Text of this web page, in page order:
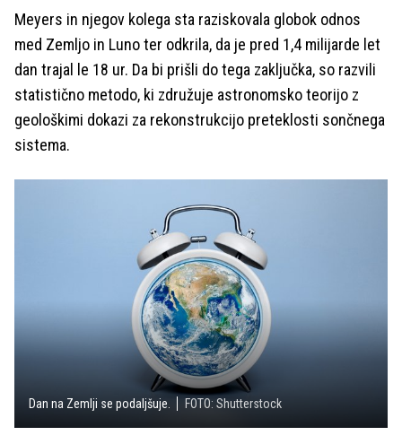
Meyers in njegov kolega sta raziskovala globok odnos
med Zemljo in Luno ter odkrila, da je pred 1,4 milijarde let
dan trajal le 18 ur. Da bi prišli do tega zaključka, so razvili
statistično metodo, ki združuje astronomsko teorijo z
geološkimi dokazi za rekonstrukcijo preteklosti sončnega
sistema.
Dan na Zemlji se podaljšuje. FOTO: Shutterstock